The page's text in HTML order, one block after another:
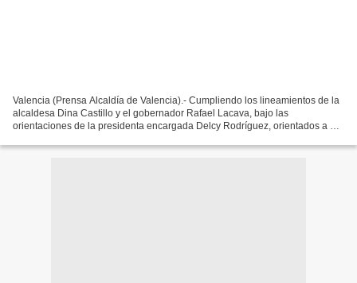
Valencia (Prensa Alcaldía de Valencia).- Cumpliendo los lineamientos de la
alcaldesa Dina Castillo y el gobernador Rafael Lacava, bajo las
orientaciones de la presidenta encargada Delcy Rodríguez, orientados a dar